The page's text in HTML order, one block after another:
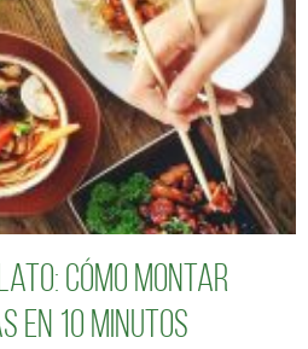
cómo montar
en 10 minutos